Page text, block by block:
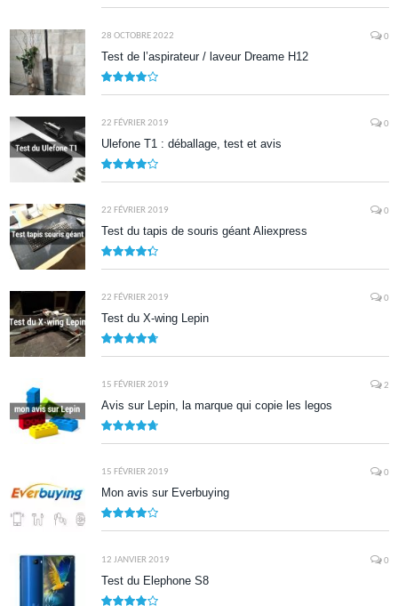
28 OCTOBRE 2022 0
Test de l’aspirateur / laveur Dreame H12
22 FÉVRIER 2019 0
Ulefone T1 : déballage, test et avis
22 FÉVRIER 2019 0
Test du tapis de souris géant Aliexpress
22 FÉVRIER 2019 0
Test du X-wing Lepin
15 FÉVRIER 2019 2
Avis sur Lepin, la marque qui copie les legos
15 FÉVRIER 2019 0
Mon avis sur Everbuying
12 JANVIER 2019 0
Test du Elephone S8